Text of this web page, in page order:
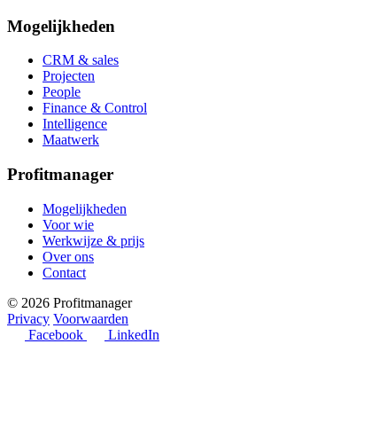
Mogelijkheden
CRM & sales
Projecten
People
Finance & Control
Intelligence
Maatwerk
Profitmanager
Mogelijkheden
Voor wie
Werkwijze & prijs
Over ons
Contact
© 2026 Profitmanager
Privacy Voorwaarden
Facebook
LinkedIn